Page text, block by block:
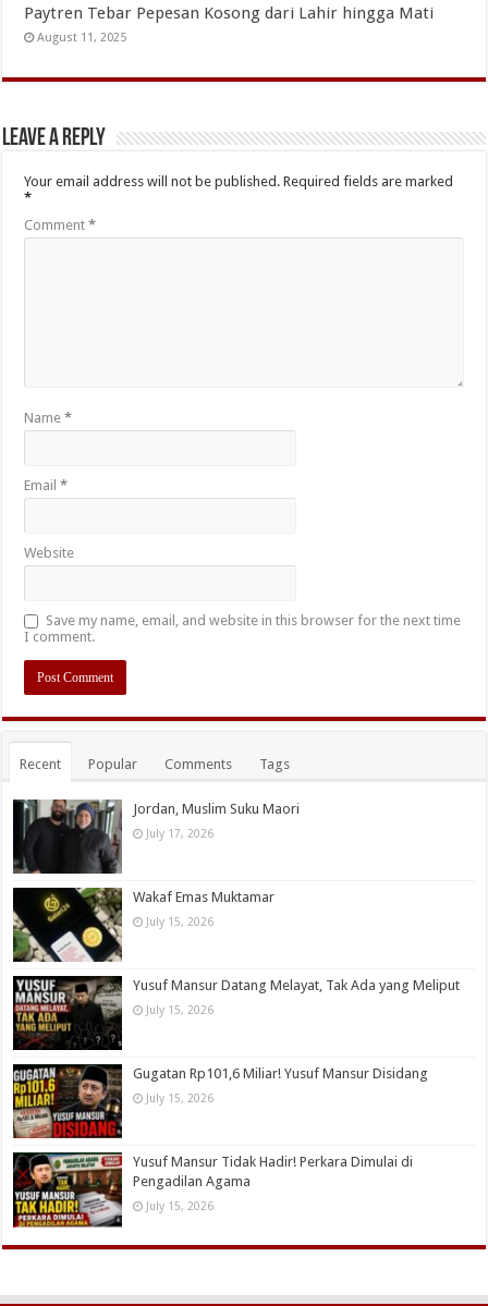
Paytren Tebar Pepesan Kosong dari Lahir hingga Mati
August 11, 2025
Leave a Reply
Your email address will not be published. Required fields are marked
*
Comment*
Name*
Email*
Website
Save my name, email, and website in this browser for the next time
I comment.
Recent Popular Comments Tags
Jordan, Muslim Suku Maori
July 17, 2026
Wakaf Emas Muktamar
July 15, 2026
Yusuf Mansur Datang Melayat, Tak Ada yang Meliput
July 15, 2026
Gugatan Rp101,6 Miliar! Yusuf Mansur Disidang
July 15, 2026
Yusuf Mansur Tidak Hadir! Perkara Dimulai di
Pengadilan Agama
July 15, 2026